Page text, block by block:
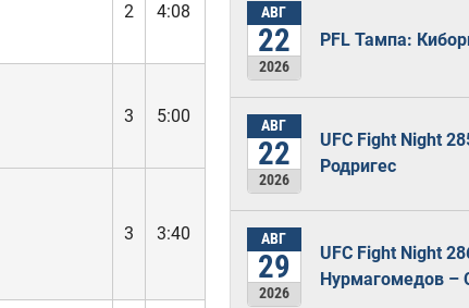
2
4:08
3
5:00
3
3:40
АВГ
22
2026
PFL Тампа:
АВГ
22
2026
UFC Fight Night
Родригес
АВГ
29
2026
UFC Fight Night
Нурмагомедов –